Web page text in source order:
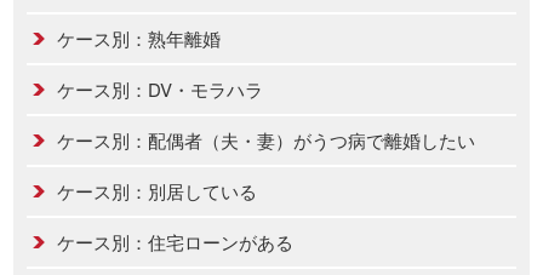
ケース別：熟年離婚
ケース別：DV・モラハラ
ケース別：配偶者（夫・妻）がうつ病で離婚したい
ケース別：別居している
ケース別：住宅ローンがある